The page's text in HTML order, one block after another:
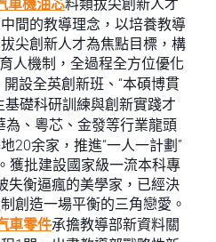
車機油芯料類拔尖創新人才
間的教導理念，以培養教導
尖創新人才為焦點目標，構
人機制，全過程全方位優化
設全英創新班、“本碩博貫
基礎科研訓練與創新實踐才
為、粵芯、金發等行業龍頭
20余家，推進“一人一計劃”
獲批建設國家級一流本科專
失衡逼瘋的美學家，已經決
創造一場平衡的三角戀愛。
車零件承擔教導部新資料關